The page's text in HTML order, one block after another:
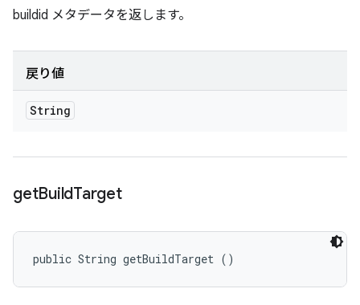
buildid メタデータを返します。
戻り値
String
getBuildTarget
public String getBuildTarget ()